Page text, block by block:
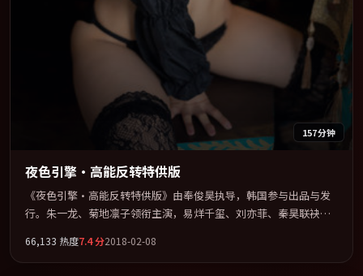
157分钟
夜色引擎·高能反转特供版
《夜色引擎·高能反转特供版》由奉俊昊执导，韩国参与出品与发
行。朱一龙、菊地凛子领衔主演，易烊千玺、刘亦菲、秦昊联袂出
作」类型为骨架，在叙事、表演与视听上力求统一。定于 2018-05-
10 在内地院线及主流平台同步亮相，2018 年度话题片中口碑稳健，
66,133 热度7.4分2018-02-08